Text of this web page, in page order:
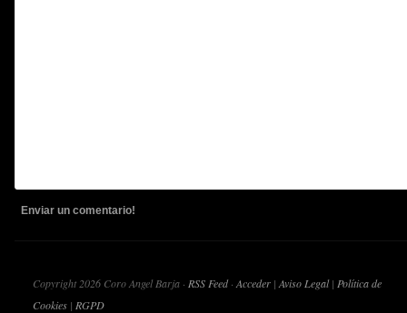
Copyright 2026 Coro Angel Barja · RSS Feed· Acceder | Aviso Legal| Política de
Cookies | RGPD